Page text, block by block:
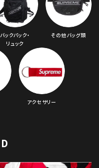
バックパック・
リュック
その他バッグ類
アクセサリー